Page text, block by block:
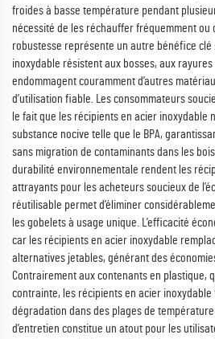
froides à basse température pendant
nécessité de les réchauffer fréquemment ou
robustesse représente un autre bénéfice
inoxydable résistent aux bosses, aux
endommagent couramment d’autres
d’utilisation fiable. Les consommateurs
le fait que les récipients en acier inoxydable
substance nocive telle que le BPA,
sans migration de contaminants dans les
durabilité environnementale rendent les
attrayants pour les acheteurs soucieux de
réutilisable permet d’éliminer
les gobelets à usage unique. L’efficacité
car les récipients en acier inoxydable
alternatives jetables, générant des
Contrairement aux contenants en plastique,
contrainte, les récipients en acier
dégradation dans des plages de
d’entretien constitue un atout pour les